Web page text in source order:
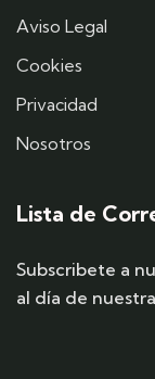
Aviso Legal
Cookies
Privacidad
Nosotros
Lista de
Subscribete a
al día de